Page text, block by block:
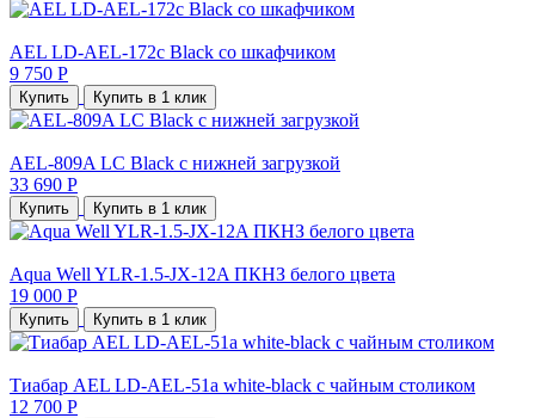
AEL LD-AEL-172c Black со шкафчиком
9 750 Р
Купить Купить в 1 клик
AEL-809A LC Black с нижней загрузкой
33 690 Р
Купить Купить в 1 клик
Aqua Well YLR-1.5-JX-12A ПКНЗ белого цвета
19 000 Р
Купить Купить в 1 клик
Тиабар AEL LD-AEL-51a white-black с чайным столиком
12 700 Р